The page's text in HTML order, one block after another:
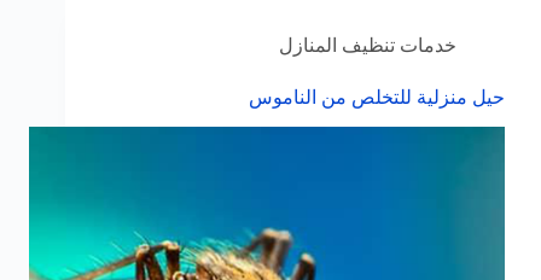
خدمات تنظيف المنازل
حيل منزلية للتخلص من الناموس